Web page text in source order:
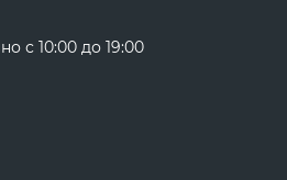
с 10:00 до 19:00